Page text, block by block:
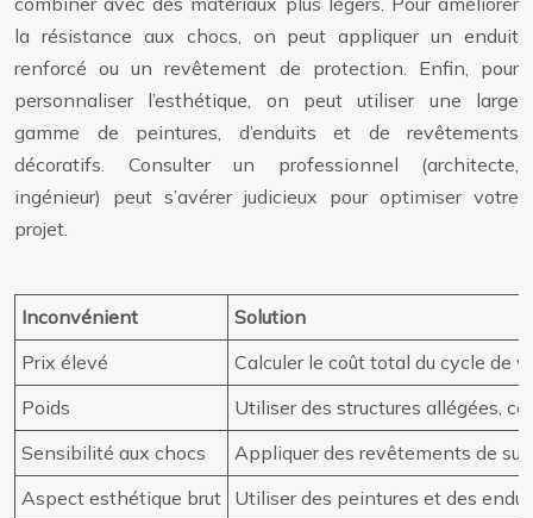
la résistance aux chocs, on peut appliquer un enduit
renforcé ou un revêtement de protection. Enfin, pour
personnaliser l’esthétique, on peut utiliser une large
gamme de peintures, d’enduits et de revêtements
décoratifs. Consulter un professionnel (architecte,
ingénieur) peut s’avérer judicieux pour optimiser votre
projet.
Inconvénient
Solution
Prix élevé
Calculer le coût total du cycle de
Poids
Utiliser des structures allégées,
Sensibilité aux chocs
Appliquer des revêtements de
Aspect esthétique brut Utiliser des peintures et des